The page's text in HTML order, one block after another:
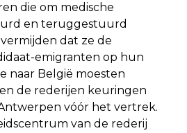
die om medische
en teruggestuurd
dat ze de
emigranten op hun
naar België moesten
de rederijen keuringen
vóór het vertrek.
van de rederij